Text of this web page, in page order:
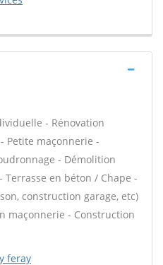
- Rénovation
Petite maçonnerie -
- Démolition
en béton / Chape -
construction garage, etc)
maçonnerie - Construction
feray